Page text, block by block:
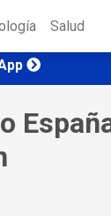
Salud